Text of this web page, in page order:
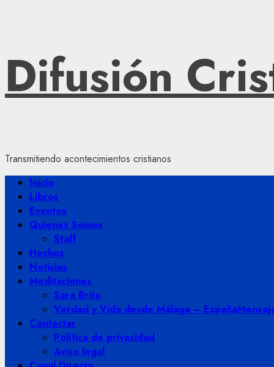
al
contenido
Difusión
Transmitiendo acontecimientos cristianos
Menú
principal
Inicio
Libros
Eventos
Quienes Somos
Staff
Hechos
Noticias
Meditaciones
Sara Brito
Verdad y Vida desde Málaga – España
Contactar
Política de privacidad
Aviso legal